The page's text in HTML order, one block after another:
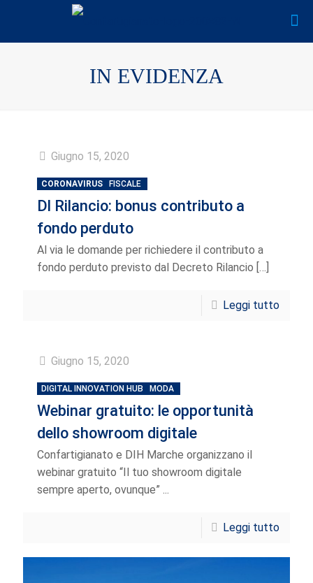
IN EVIDENZA
Giugno 15, 2020
CORONAVIRUS FISCALE
Dl Rilancio: bonus contributo a
fondo perduto
Al via le domande per richiedere il contributo a
fondo perduto previsto dal Decreto Rilancio […]
Leggi tutto
Giugno 15, 2020
DIGITAL INNOVATION HUB MODA
Webinar gratuito: le opportunità
dello showroom digitale
Confartigianato e DIH Marche organizzano il
webinar gratuito “Il tuo showroom digitale
sempre aperto, ovunque” ...
Leggi tutto